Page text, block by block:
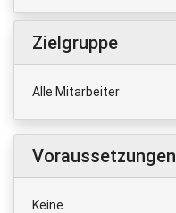
Zielgruppe
Alle Mitarbeiter
Voraussetzungen
Keine